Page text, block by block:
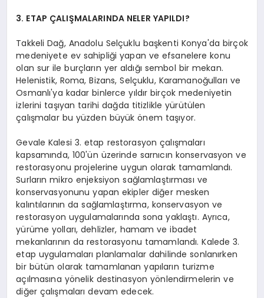
3. ETAP ÇALIŞMALARINDA NELER YAPILDI?
Takkeli Dağ, Anadolu Selçuklu başkenti Konya'da birçok
medeniyete ev sahipliği yapan ve efsanelere konu
olan sur ile burçların yer aldığı sembol bir mekan.
Helenistik, Roma, Bizans, Selçuklu, Karamanoğulları ve
Osmanlı'ya kadar binlerce yıldır birçok medeniyetin
izlerini taşıyan tarihi dağda titizlikle yürütülen
çalışmalar bu yüzden büyük önem taşıyor.
Gevale Kalesi 3. etap restorasyon çalışmaları
kapsamında, 100'ün üzerinde sarnıcın konservasyon ve
restorasyonu projelerine uygun olarak tamamlandı.
Surların mikro enjeksiyon sağlamlaştırması ve
konservasyonunu yapan ekipler diğer mesken
kalıntılarının da sağlamlaştırma, konservasyon ve
restorasyon uygulamalarında sona yaklaştı. Ayrıca,
yürüme yolları, dehlizler, hamam ve ibadet
mekanlarının da restorasyonu tamamlandı. Kalede 3.
etap uygulamaları planlamalar dahilinde sonlanırken
bir bütün olarak tamamlanan yapıların turizme
açılmasına yönelik destinasyon yönlendirmelerin ve
diğer çalışmaları devam edecek.